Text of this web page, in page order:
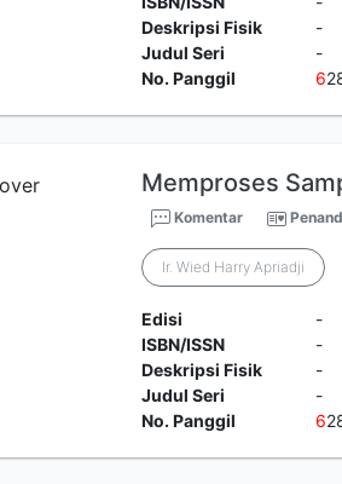
Deskripsi Fisik
-
Judul Seri
-
No. Panggil
6
Memproses
Komentar
Ir. Wied Harry Apriadji
Edisi
-
ISBN/ISSN
-
Deskripsi Fisik
-
Judul Seri
-
No. Panggil
6